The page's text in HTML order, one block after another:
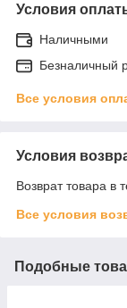
Условия
Наличными
Безналичный
Все условия
Условия
Возврат товара в
Все условия
Подобные